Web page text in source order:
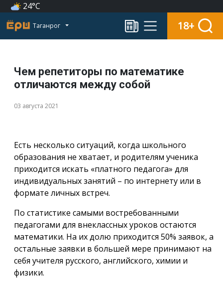
24°C
Таганрог 18+
Чем репетиторы по математике
отличаются между собой
03 августа 2021
Есть несколько ситуаций, когда школьного
образования не хватает, и родителям ученика
приходится искать «платного педагога» для
индивидуальных занятий – по интернету или в
формате личных встреч.
По статистике самыми востребованными
педагогами для внеклассных уроков остаются
математики. На их долю приходится 50% заявок, а
остальные заявки в большей мере принимают на
себя учителя русского, английского, химии и
физики.